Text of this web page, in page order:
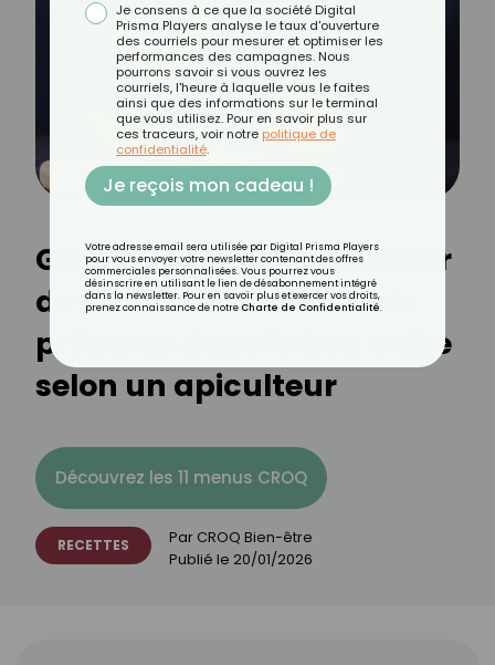
Grog au miel : pour profiter
de ses bienfaits, il faut le
préparer dans le bon ordre
selon un apiculteur
Découvrez les 11 menus CROQ
RECETTES Par CROQ Bien-être
Publié le 20/01/2026
Je consens à ce que la société Digital
Prisma Players analyse le taux d'ouverture
des courriels pour mesurer et optimiser les
performances des campagnes. Nous
pourrons savoir si vous ouvrez les
courriels, l'heure à laquelle vous le faites
ainsi que des informations sur le terminal
que vous utilisez. Pour en savoir plus sur
ces traceurs, voir notre politique de
confidentialité.
Je reçois mon cadeau !
Votre adresse email sera utilisée par Digital Prisma Players
pour vous envoyer votre newsletter contenant des offres
commerciales personnalisées. Vous pourrez vous
désinscrire en utilisant le lien de désabonnement intégré
dans la newsletter. Pour en savoir plus et exercer vos droits,
prenez connaissance de notre Charte de Confidentialité.